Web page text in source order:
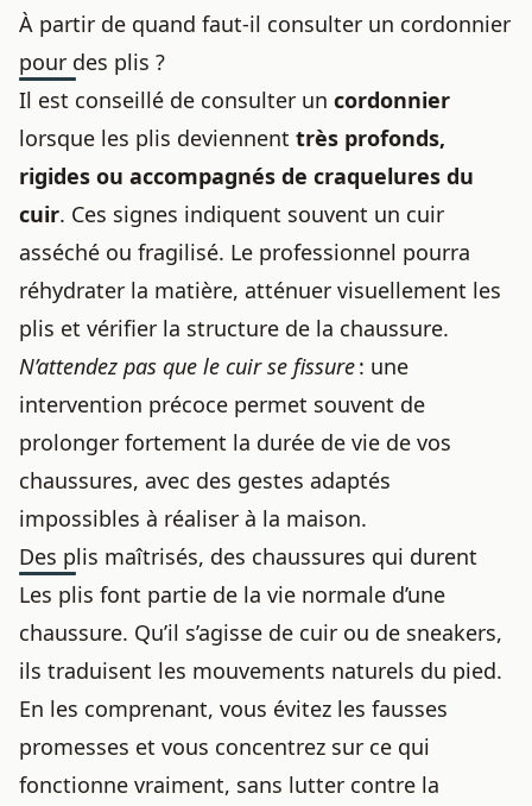
À partir de quand faut-il consulter un cordonnier
pour des plis ?
Il est conseillé de consulter un cordonnier
lorsque les plis deviennent très profonds,
rigides ou accompagnés de craquelures du
cuir. Ces signes indiquent souvent un cuir
asséché ou fragilisé. Le professionnel pourra
réhydrater la matière, atténuer visuellement les
plis et vérifier la structure de la chaussure.
N’attendez pas que le cuir se fissure: une
intervention précoce permet souvent de
prolonger fortement la durée de vie de vos
chaussures, avec des gestes adaptés
impossibles à réaliser à la maison.
Des plis maîtrisés, des chaussures qui durent
Les plis font partie de la vie normale d’une
chaussure. Qu’il s’agisse de cuir ou de sneakers,
ils traduisent les mouvements naturels du pied.
En les comprenant, vous évitez les fausses
promesses et vous concentrez sur ce qui
fonctionne vraiment, sans lutter contre la